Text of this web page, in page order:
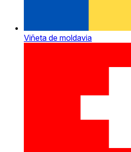
Viñeta de moldavia